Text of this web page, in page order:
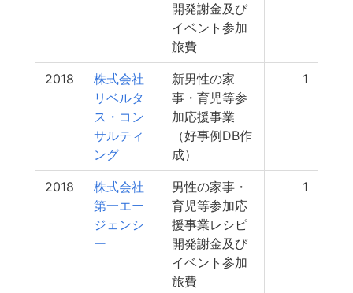
開発謝金及び
イベント参加
旅費
2018
株式会社
リベルタ
ス・コン
サルティ
ング
新男性の家
事・育児等参
加応援事業
（好事例DB作
成）
1
2018
株式会社
第一エー
ジェンシ
ー
男性の家事・
育児等参加応
援事業レシピ
開発謝金及び
イベント参加
旅費
1